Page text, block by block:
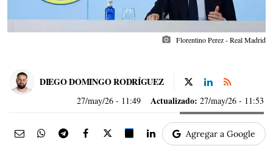
photo_camera Florentino Perez - Real Madrid
DIEGO DOMINGO RODRÍGUEZ
27/may/26 - 11:49 Actualizado: 27/may/26 - 11:53
Agregar a Google